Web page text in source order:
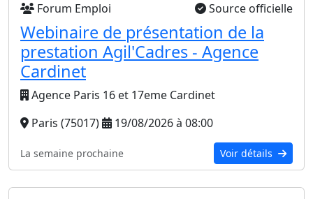
Forum Emploi Source officielle
Webinaire de présentation de la
prestation Agil'Cadres - Agence
Cardinet
Agence Paris 16 et 17eme Cardinet
Paris (75017)
19/08/2026 à 08:00
La semaine prochaine Voir détails